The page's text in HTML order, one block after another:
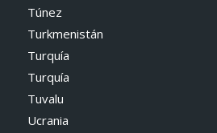
Túnez
Turkmenistán
Turquía
Turquía
Tuvalu
Ucrania